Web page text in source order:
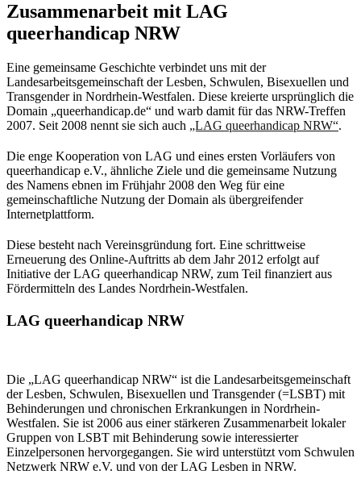
Zusammenarbeit mit LAG
queerhandicap NRW
Eine gemeinsame Geschichte verbindet uns mit der
Landesarbeitsgemeinschaft der Lesben, Schwulen, Bisexuellen und
Transgender in Nordrhein-Westfalen. Diese kreierte ursprünglich die
Domain „queerhandicap.de“ und warb damit für das NRW-Treffen
2007. Seit 2008 nennt sie sich auch „LAG queerhandicap NRW“.
Die enge Kooperation von LAG und eines ersten Vorläufers von
queerhandicap e.V., ähnliche Ziele und die gemeinsame Nutzung
des Namens ebnen im Frühjahr 2008 den Weg für eine
gemeinschaftliche Nutzung der Domain als übergreifender
Internetplattform.
Diese besteht nach Vereinsgründung fort. Eine schrittweise
Erneuerung des Online-Auftritts ab dem Jahr 2012 erfolgt auf
Initiative der LAG queerhandicap NRW, zum Teil finanziert aus
Fördermitteln des Landes Nordrhein-Westfalen.
LAG queerhandicap NRW
Die „LAG queerhandicap NRW“ ist die Landesarbeitsgemeinschaft
der Lesben, Schwulen, Bisexuellen und Transgender (=LSBT) mit
Behinderungen und chronischen Erkrankungen in Nordrhein-
Westfalen. Sie ist 2006 aus einer stärkeren Zusammenarbeit lokaler
Gruppen von LSBT mit Behinderung sowie interessierter
Einzelpersonen hervorgegangen. Sie wird unterstützt vom Schwulen
Netzwerk NRW e.V. und von der LAG Lesben in NRW.